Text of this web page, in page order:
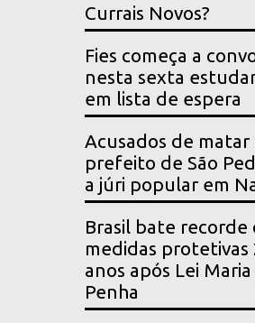
Currais Novos?
Fies começa a
nesta sexta
em lista de espera
Acusados de matar
prefeito de São
a júri popular em
Brasil bate recorde
medidas protetivas
anos após Lei Maria
Penha